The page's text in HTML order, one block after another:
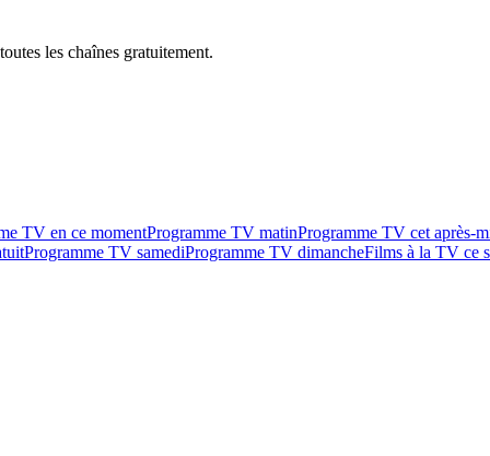
les chaînes gratuitement.
TV en ce momentProgramme TV matinProgramme TV cet après-
Programme TV samediProgramme TV dimancheFilms à la TV ce